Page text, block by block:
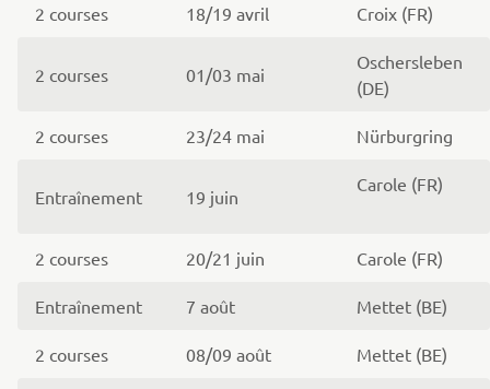
2 courses 18/19 avril Croix (FR)
2 courses 01/03 mai
Oschersleben
(DE)
2 courses 23/24 mai Nürburgring
Entraînement 19 juin
Carole (FR)
2 courses 20/21 juin Carole (FR)
Entraînement 7 août Mettet (BE)
2 courses 08/09 août Mettet (BE)